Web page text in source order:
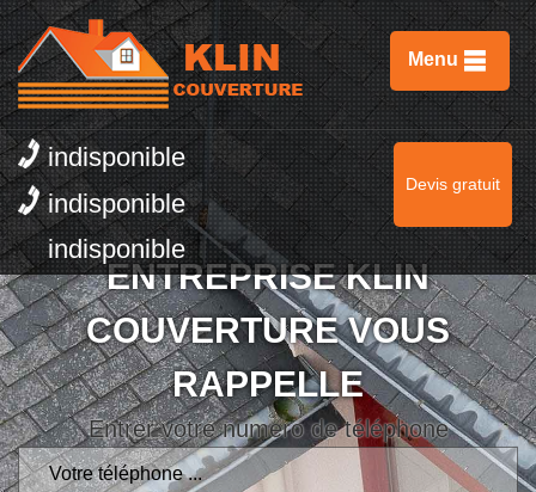
Menu
indisponible
indisponible
indisponible
Devis gratuit
ENTREPRISE KLIN
COUVERTURE VOUS
RAPPELLE
Entrer votre numero de téléphone